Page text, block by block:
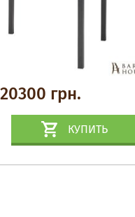
20300 грн.
КУПИТЬ